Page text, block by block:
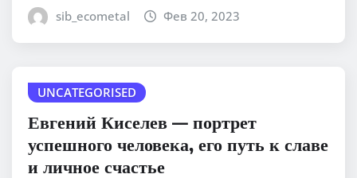
sib_ecometal Фев 20, 2023
UNCATEGORISED
Евгений Киселев — портрет
успешного человека, его путь к славе
и личное счастье